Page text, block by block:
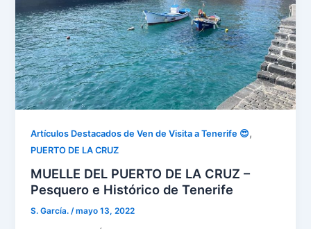
Artículos Destacados de Ven de Visita a Tenerife 😍,
PUERTO DE LA CRUZ
MUELLE DEL PUERTO DE LA CRUZ –
Pesquero e Histórico de Tenerife
S. García./mayo 13, 2022